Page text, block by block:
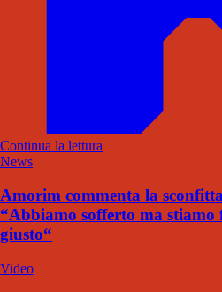
Continua la lettura
News
Amorim commenta la
“Abbiamo sofferto ma stiamo
giusto“
Video